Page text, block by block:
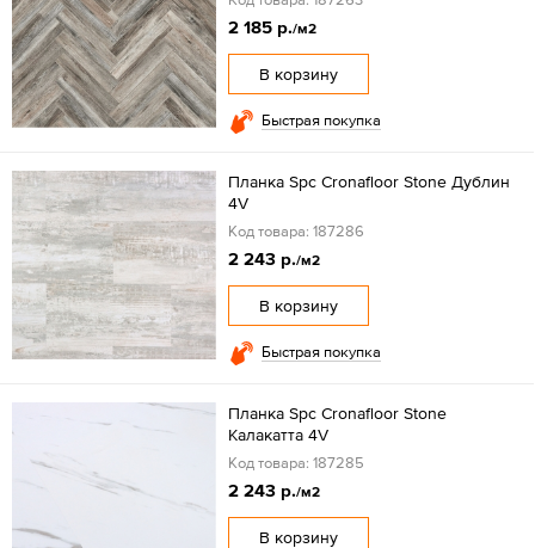
2 185 р./м2
В корзину
Быстрая покупка
Планка Spc Cronafloor Stone Дублин
4V
Код товара: 187286
2 243 р./м2
В корзину
Быстрая покупка
Планка Spc Cronafloor Stone
Калакатта 4V
Код товара: 187285
2 243 р./м2
В корзину